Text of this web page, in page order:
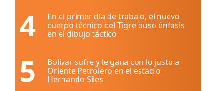
4
En el primer día de trabajo, el nuevo
cuerpo técnico del Tigre puso énfasis
en el dibujo táctico
5
Bolívar sufre y le gana con lo justo a
Oriente Petrolero en el estadio
Hernando Siles